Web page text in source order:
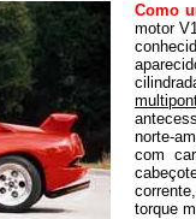
Como
motor
norte-
com
torque